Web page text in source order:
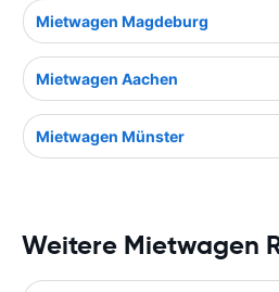
Mietwagen Magdeburg
Mietwagen Aachen
Mietwagen Münster
Weitere Mietwagen